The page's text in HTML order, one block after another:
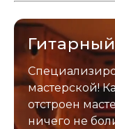
мастерской!
отстроен
ничего не